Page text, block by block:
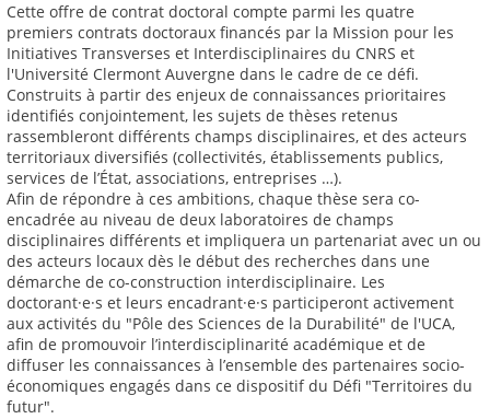
Cette offre de contrat doctoral compte parmi les quatre
premiers contrats doctoraux financés par la Mission pour les
Initiatives Transverses et Interdisciplinaires du CNRS et
l'Université Clermont Auvergne dans le cadre de ce défi.
Construits à partir des enjeux de connaissances prioritaires
identifiés conjointement, les sujets de thèses retenus
rassembleront différents champs disciplinaires, et des acteurs
territoriaux diversifiés (collectivités, établissements publics,
services de l’État, associations, entreprises …).
Afin de répondre à ces ambitions, chaque thèse sera co-
encadrée au niveau de deux laboratoires de champs
disciplinaires différents et impliquera un partenariat avec un ou
des acteurs locaux dès le début des recherches dans une
démarche de co-construction interdisciplinaire. Les
doctorant·e·s et leurs encadrant·e·s participeront activement
aux activités du "Pôle des Sciences de la Durabilité" de l'UCA,
afin de promouvoir l’interdisciplinarité académique et de
diffuser les connaissances à l’ensemble des partenaires socio-
économiques engagés dans ce dispositif du Défi "Territoires du
futur".